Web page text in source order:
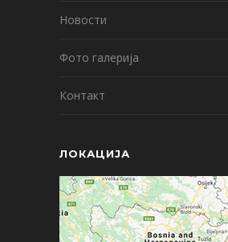
Новости
Фото галерија
Контакт
ЛОКАЦИЈА